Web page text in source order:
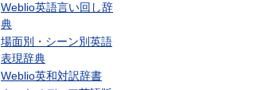
Weblio英語言い回し辞
典
場面別・シーン別英語
表現辞典
Weblio英和対訳辞書